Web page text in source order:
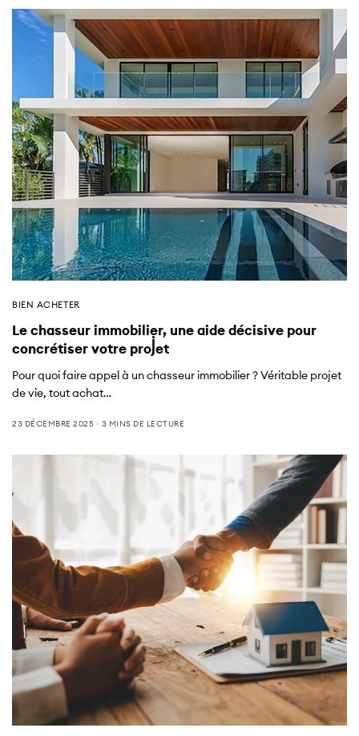
BIEN ACHETER
Le chasseur immobilier, une aide décisive pour
concrétiser votre projet
Pour quoi faire appel à un chasseur immobilier ? Véritable projet
de vie, tout achat…
23 DÉCEMBRE 2025 3 MINS DE LECTURE